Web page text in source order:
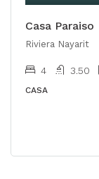
Casa Paraiso
Riviera Nayarit
4 3.50
CASA